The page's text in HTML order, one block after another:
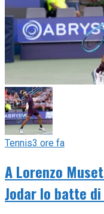
Tennis3 ore fa
A Lorenzo
Jodar lo batte